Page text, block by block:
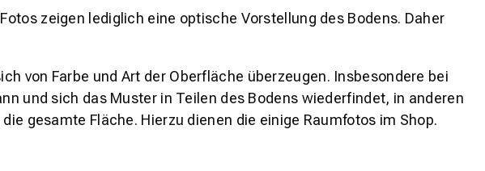
zeigen lediglich eine optische Vorstellung des Bodens. Daher
von Farbe und Art der Oberfläche überzeugen. Insbesondere bei
und sich das Muster in Teilen des Bodens wiederfindet, in anderen
gesamte Fläche. Hierzu dienen die einige Raumfotos im Shop.